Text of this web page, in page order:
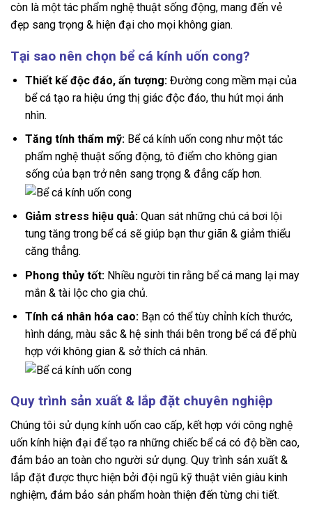
còn là một tác phẩm nghệ thuật sống động, mang đến vẻ
đẹp sang trọng & hiện đại cho mọi không gian.
Tại sao nên chọn bể cá kính uốn cong?
Thiết kế độc đáo, ấn tượng:Đường cong mềm mại của
bể cá tạo ra hiệu ứng thị giác độc đáo, thu hút mọi ánh
nhìn.
Tăng tính thẩm mỹ:Bể cá kính uốn cong như một tác
phẩm nghệ thuật sống động, tô điểm cho không gian
sống của bạn trở nên sang trọng & đẳng cấp hơn.
Giảm stress hiệu quả:Quan sát những chú cá bơi lội
tung tăng trong bể cá sẽ giúp bạn thư giãn & giảm thiểu
căng thẳng.
Phong thủy tốt:Nhiều người tin rằng bể cá mang lại may
mắn & tài lộc cho gia chủ.
Tính cá nhân hóa cao:Bạn có thể tùy chỉnh kích thước,
hình dáng, màu sắc & hệ sinh thái bên trong bể cá để phù
hợp với không gian & sở thích cá nhân.
Quy trình sản xuất & lắp đặt chuyên nghiệp
Chúng tôi sử dụng kính uốn cao cấp, kết hợp với công nghệ
uốn kính hiện đại để tạo ra những chiếc bể cá có độ bền cao,
đảm bảo an toàn cho người sử dụng. Quy trình sản xuất &
lắp đặt được thực hiện bởi đội ngũ kỹ thuật viên giàu kinh
nghiệm, đảm bảo sản phẩm hoàn thiện đến từng chi tiết.